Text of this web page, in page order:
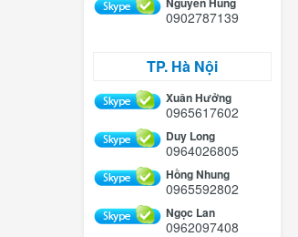
0902787139
TP. Hà Nội
Xuân Hưởng
0965617602
Duy Long
0964026805
Hồng Nhung
0965592802
Ngọc Lan
0962097408